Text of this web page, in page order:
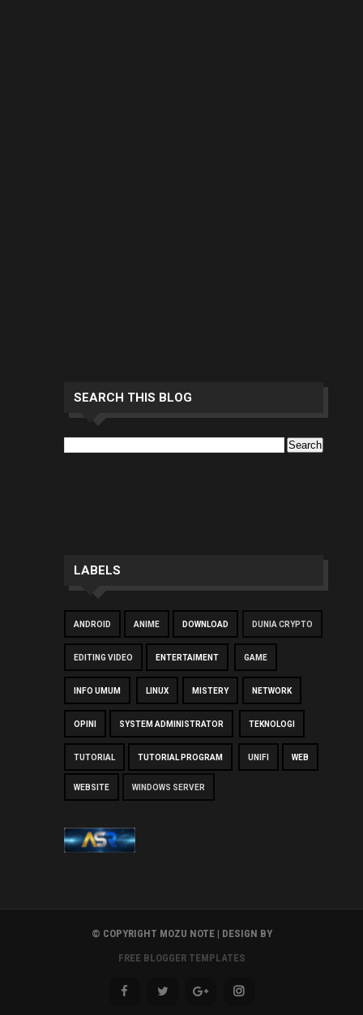
SEARCH THIS BLOG
LABELS
ANDROID ANIME DOWNLOAD DUNIA CRYPTO
EDITING VIDEO ENTERTAIMENT GAME
INFO UMUM LINUX MISTERY NETWORK
OPINI SYSTEM ADMINISTRATOR TEKNOLOGI
TUTORIAL TUTORIAL PROGRAM UNIFI WEB
WEBSITE WINDOWS SERVER
© COPYRIGHT MOZU NOTE | DESIGN BY
FREE BLOGGER TEMPLATES